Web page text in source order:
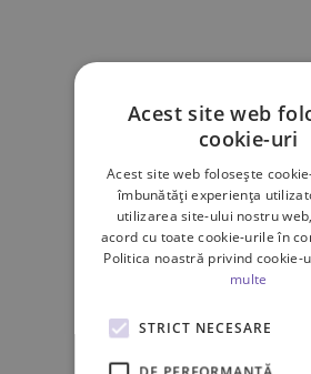
Acest site web
cookie-uri
Acest site web folosește
îmbunătăți experiența
utilizarea site-ului nostru
acord cu toate cookie-urile în
Politica noastră privind
multe
STRICT NECESARE